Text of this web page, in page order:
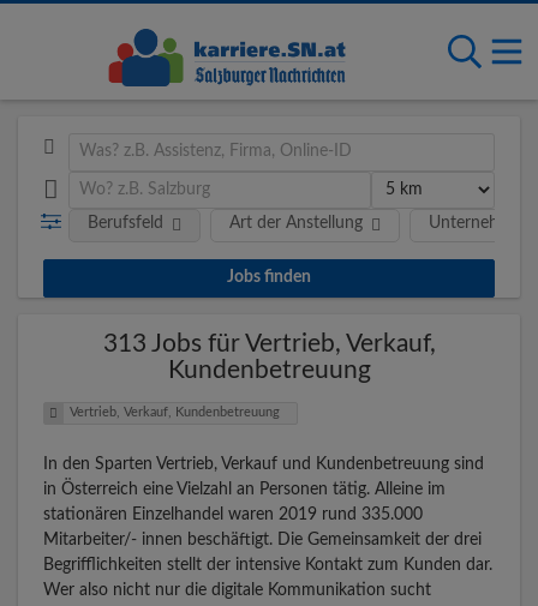
Art der Anstellung Unternehmen
Berufsfeld
313 Jobs für Vertrieb, Verkauf,
Kundenbetreuung
Vertrieb, Verkauf, Kundenbetreuung
In den Sparten Vertrieb, Verkauf und Kundenbetreuung sind
in Österreich eine Vielzahl an Personen tätig. Alleine im
stationären Einzelhandel waren 2019 rund 335.000
Mitarbeiter/- innen beschäftigt. Die Gemeinsamkeit der drei
Begrifflichkeiten stellt der intensive Kontakt zum Kunden dar.
Wer also nicht nur die digitale Kommunikation sucht